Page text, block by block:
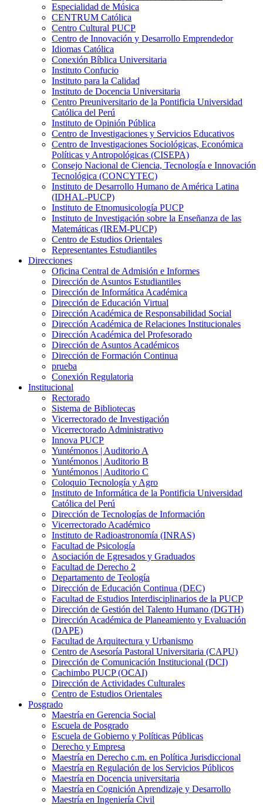
Especialidad de Música
CENTRUM Católica
Centro Cultural PUCP
Centro de Innovación y Desarrollo Emprendedor
Idiomas Católica
Conexión Bíblica Universitaria
Instituto Confucio
Instituto para la Calidad
Instituto de Docencia Universitaria
Centro Preuniversitario de la Pontificia Universidad
Católica del Perú
Instituto de Opinión Pública
Centro de Investigaciones y Servicios Educativos
Centro de Investigaciones Sociológicas, Económica
Políticas y Antropológicas (CISEPA)
Consejo Nacional de Ciencia, Tecnología e Innovación
Tecnológica (CONCYTEC)
Instituto de Desarrollo Humano de América Latina
(IDHAL-PUCP)
Instituto de Etnomusicología PUCP
Instituto de Investigación sobre la Enseñanza de las
Matemáticas (IREM-PUCP)
Centro de Estudios Orientales
Representantes Estudiantiles
Direcciones
Oficina Central de Admisión e Informes
Dirección de Asuntos Estudiantiles
Dirección de Informática Académica
Dirección de Educación Virtual
Dirección Académica de Responsabilidad Social
Dirección Académica de Relaciones Institucionales
Dirección Académica del Profesorado
Dirección de Asuntos Académicos
Dirección de Formación Continua
prueba
Conexión Regulatoria
Institucional
Rectorado
Sistema de Bibliotecas
Vicerrectorado de Investigación
Vicerrectorado Administrativo
Innova PUCP
Yuntémonos | Auditorio A
Yuntémonos | Auditorio B
Yuntémonos | Auditorio C
Coloquio Tecnología y Agro
Instituto de Informática de la Pontificia Universidad
Católica del Perú
Dirección de Tecnologías de Información
Vicerrectorado Académico
Instituto de Radioastronomía (INRAS)
Facultad de Psicología
Asociación de Egresados y Graduados
Facultad de Derecho 2
Departamento de Teología
Dirección de Educación Continua (DEC)
Facultad de Estudios Interdisciplinarios de la PUCP
Dirección de Gestión del Talento Humano (DGTH)
Dirección Académica de Planeamiento y Evaluación
(DAPE)
Facultad de Arquitectura y Urbanismo
Centro de Asesoría Pastoral Universitaria (CAPU)
Dirección de Comunicación Institucional (DCI)
Cachimbo PUCP (OCAI)
Dirección de Actividades Culturales
Centro de Estudios Orientales
Posgrado
Maestría en Gerencia Social
Escuela de Posgrado
Escuela de Gobierno y Políticas Públicas
Derecho y Empresa
Maestría en Derecho c.m. en Política Jurisdiccional
Maestría en Regulación de los Servicios Públicos
Maestría en Docencia universitaria
Maestría en Cognición Aprendizaje y Desarrollo
Maestría en Ingeniería Civil